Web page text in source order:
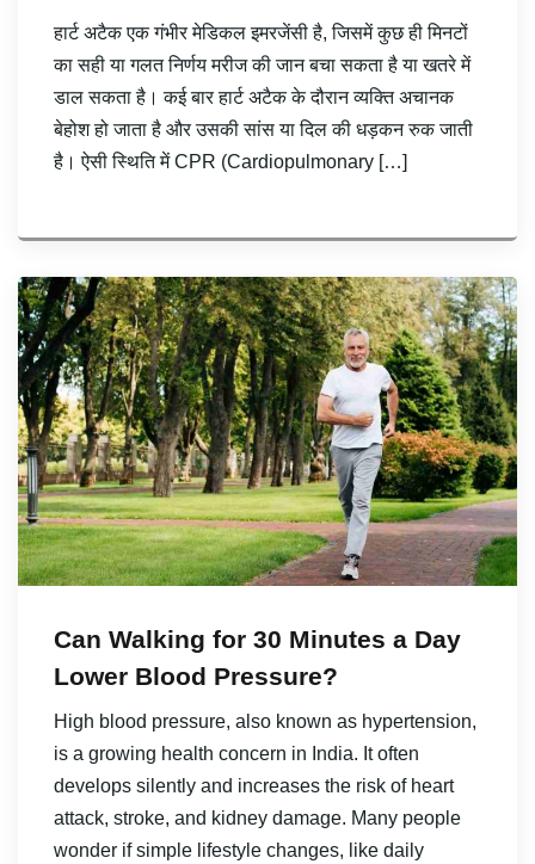
हार्ट अटैक एक गंभीर मेडिकल इमरजेंसी है, जिसमें कुछ ही मिनटों
का सही या गलत निर्णय मरीज की जान बचा सकता है या खतरे में
डाल सकता है। कई बार हार्ट अटैक के दौरान व्यक्ति अचानक
बेहोश हो जाता है और उसकी सांस या दिल की धड़कन रुक जाती
है। ऐसी स्थिति में CPR (Cardiopulmonary […]
Can Walking for 30 Minutes a Day
Lower Blood Pressure?
High blood pressure, also known as hypertension,
is a growing health concern in India. It often
develops silently and increases the risk of heart
attack, stroke, and kidney damage. Many people
wonder if simple lifestyle changes, like daily